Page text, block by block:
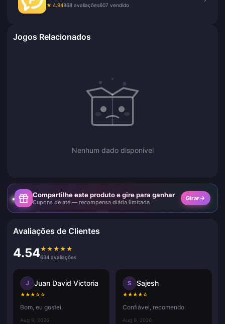
★ 4.94868 avaliações607 vendido
Jogos Relacionados
Nenhum dado disponível
Compartilhe este produto e gire para ganhar
Cupons de até — recompensa diária limitada
Girar
Avaliações de Clientes
4.54★ ★ ★ ★ ★
634 avaliações
J Juan David Victoria
★★★☆☆
Bom, eu gostei.
Aug 9, 2026
S Sajesh
★★★★☆
Confiável, recomendo.
Aug 9, 2026